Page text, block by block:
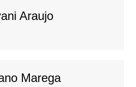
Araujo
Marega